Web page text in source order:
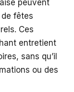
peuvent
de fêtes
Ces
entretient
sans qu’il
ou des